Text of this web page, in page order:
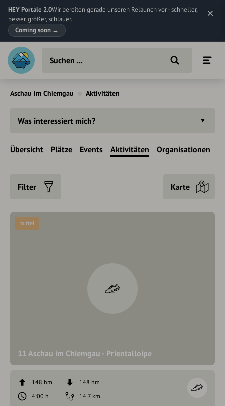
HEY Portale 2.0Wir bereiten gerade unseren Relaunch vor - schneller,
besser, größer, schlauer.
Coming soon →
Aschau im Chiemgau Aktivitäten
Was interessiert mich?
Übersicht Plätze Events Aktivitäten Organisationen
Filter Karte
11 Aschau im Chiemgau - Prientalloipe
mittel
148 hm
148 hm
4:00 h
14,7 km